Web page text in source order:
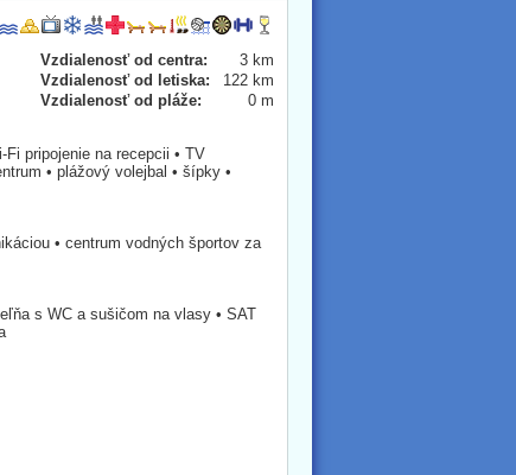
Vzdialenosť od centra:
3 km
Vzdialenosť od letiska:
122 km
Vzdialenosť od pláže:
0 m
Fi pripojenie na recepcii • TV
• plážový volejbal • šípky •
• centrum vodných športov za
s WC a sušičom na vlasy • SAT